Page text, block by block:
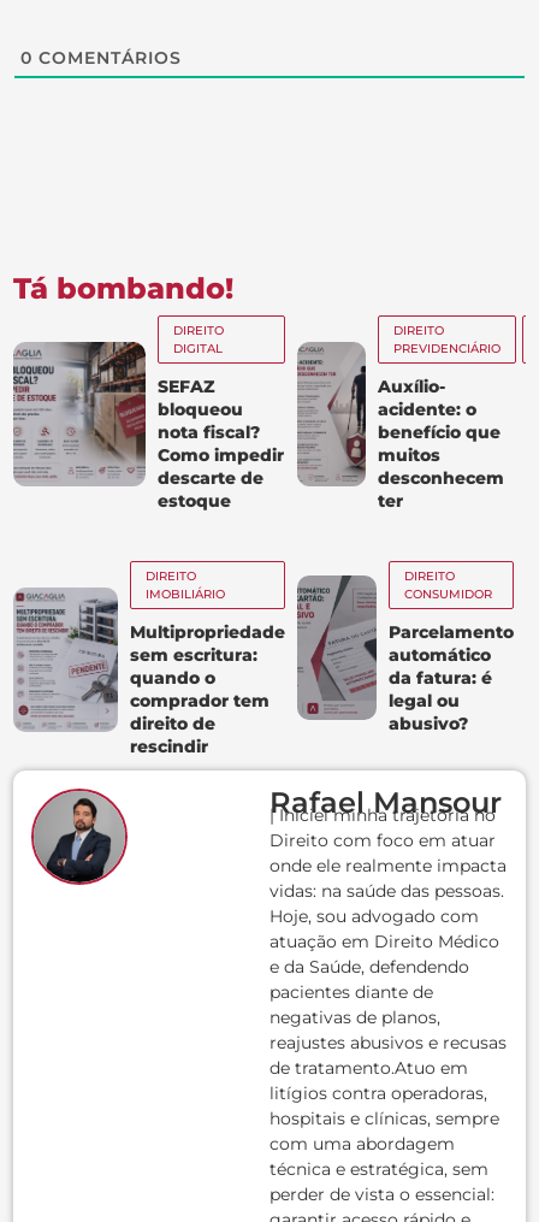
Rafael Mansour
| Iniciei minha trajetória no
Direito com foco em atuar
onde ele realmente impacta
vidas: na saúde das pessoas.
Hoje, sou advogado com
atuação em Direito Médico
e da Saúde, defendendo
pacientes diante de
negativas de planos,
reajustes abusivos e recusas
de tratamento.Atuo em
litígios contra operadoras,
hospitais e clínicas, sempre
com uma abordagem
técnica e estratégica, sem
perder de vista o essencial:
0 COMENTÁRIOS
Tá bombando!
DIREITO
DIGITAL
SEFAZ
bloqueou
nota fiscal?
Como impedir
descarte de
estoque
DIREITO
IMOBILIÁRIO
Multipropriedade
sem escritura:
quando o
comprador tem
direito de
rescindir
DIREITO
PREVIDENCIÁRIO
Auxílio-
acidente: o
benefício que
muitos
desconhecem
ter
DIREITO
CONSUMIDOR
Parcelamento
automático
da fatura: é
legal ou
abusivo?